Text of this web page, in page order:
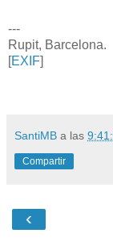
---
Rupit, Barcelona.
[EXIF]
SantiMB a las
Compartir
‹